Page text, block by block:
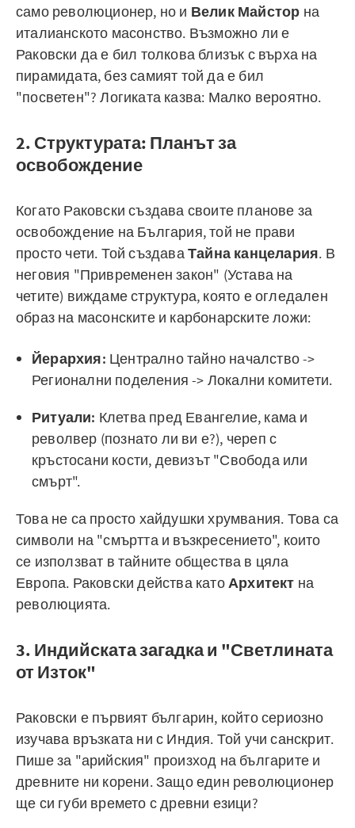
само революционер, но и Велик Майстор на
италианското масонство. Възможно ли е
Раковски да е бил толкова близък с върха на
пирамидата, без самият той да е бил
"посветен"? Логиката казва: Малко вероятно.
2. Структурата: Планът за
освобождение
Когато Раковски създава своите планове за
освобождение на България, той не прави
просто чети. Той създаваТайна канцелария. В
неговия "Привременен закон" (Устава на
четите) виждаме структура, която е огледален
образ на масонските и карбонарските ложи:
Йерархия: Централно тайно началство ->
Регионални поделения -> Локални комитети.
Ритуали: Клетва пред Евангелие, кама и
револвер (познато ли ви е?), череп с
кръстосани кости, девизът "Свобода или
смърт".
Това не са просто хайдушки хрумвания. Това са
символи на "смъртта и възкресението", които
се използват в тайните общества в цяла
Европа. Раковски действа катоАрхитект на
революцията.
3. Индийската загадка и "Светлината
от Изток"
Раковски е първият българин, който сериозно
изучава връзката ни с Индия. Той учи санскрит.
Пише за "арийския" произход на българите и
древните ни корени. Защо един революционер
ще си губи времето с древни езици?